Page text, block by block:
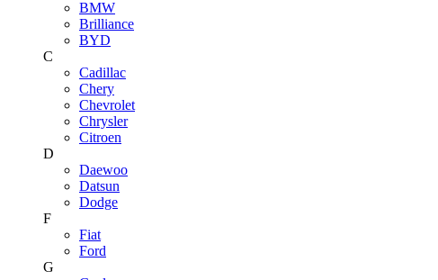
BMW
Brilliance
BYD
C
Cadillac
Chery
Chevrolet
Chrysler
Citroen
D
Daewoo
Datsun
Dodge
F
Fiat
Ford
G